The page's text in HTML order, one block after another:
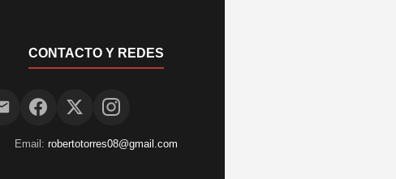
CONTACTO Y REDES
Email: robertotorres08@gmail.com